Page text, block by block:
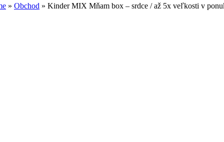
» Obchod » Kinder MIX Mňam box – srdce / až 5x veľkosti v